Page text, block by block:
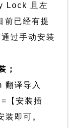
Lock 且左
前已经有提
过手动安装
；
翻译导入
【安装插
即可。